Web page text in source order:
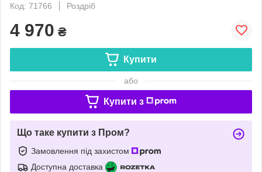
Код: 71766
Роздріб
4 970 ₴
Купити
або
Купити з
Що таке купити з Пром?
Замовлення під захистом
Доступна доставка